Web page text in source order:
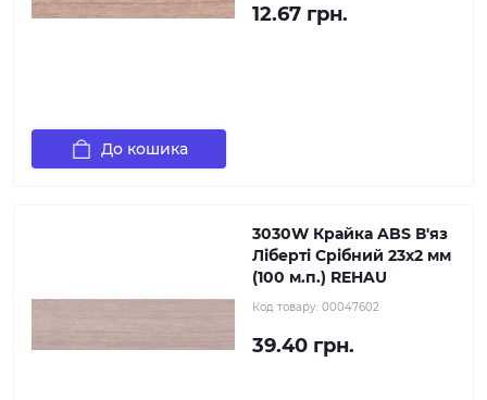
12.67 грн.
До кошика
3030W Крайка ABS В'яз
Ліберті Срібний 23х2 мм
(100 м.п.) REHAU
Код товару: 00047602
39.40 грн.